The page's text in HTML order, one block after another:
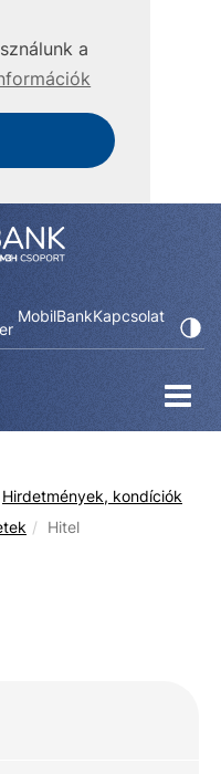
a
MobilBankKapcsolat
Hirdetmények, kondíciók
Hitel